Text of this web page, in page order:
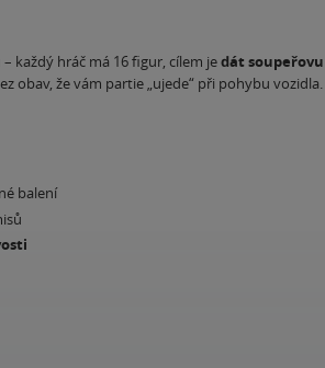
každý hráč má 16 figur, cílem jedát
obav, že vám partie „ujede“ při pohybu vozidla.
balení